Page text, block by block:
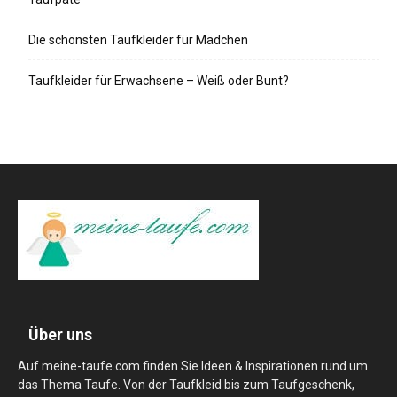
Die schönsten Taufkleider für Mädchen
Taufkleider für Erwachsene – Weiß oder Bunt?
Über uns
Auf meine-taufe.com finden Sie Ideen & Inspirationen rund um
das Thema Taufe. Von der Taufkleid bis zum Taufgeschenk,